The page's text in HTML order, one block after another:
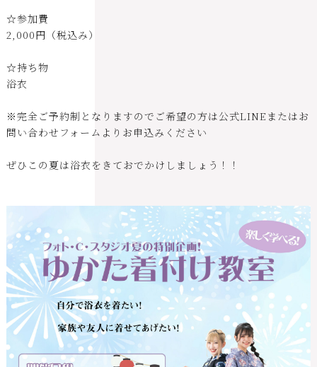
☆参加費
2,000円（税込み）
☆持ち物
浴衣
※完全ご予約制となりますのでご希望の方は公式LINEまたはお
問い合わせフォームよりお申込みください
ぜひこの夏は浴衣をきておでかけしましょう！！